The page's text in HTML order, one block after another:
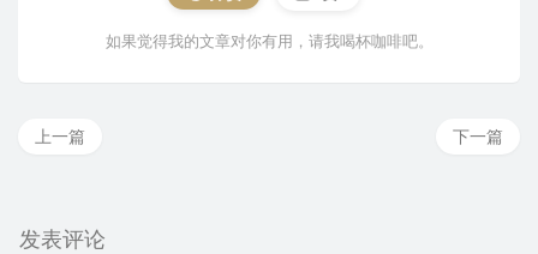
如果觉得我的文章对你有用，请我喝杯咖啡吧。
下一篇
上一篇
发表评论